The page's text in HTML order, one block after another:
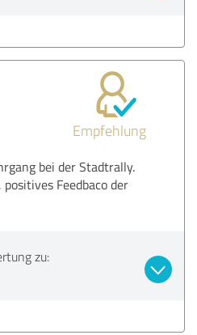
Empfehlung
bei der Stadtrally.
Feedbaco der
zu: